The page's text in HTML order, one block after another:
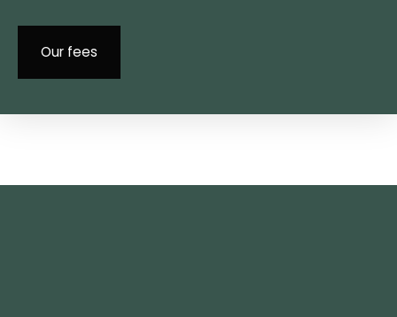
Our fees